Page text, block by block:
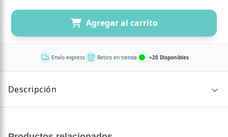
Agregar al carrito
Envío express Retiro en tienda +20 Disponibles
Descripción
con la calidez de la vainilla, en una textura tierna y un